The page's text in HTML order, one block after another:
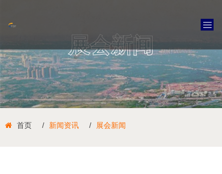
展会新闻
首页 新闻资讯 展会新闻